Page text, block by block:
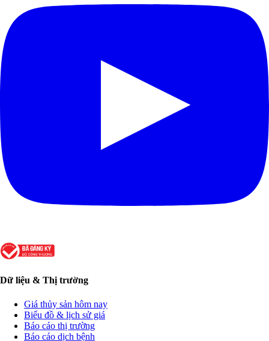
Dữ liệu & Thị trường
Giá thủy sản hôm nay
Biểu đồ & lịch sử giá
Báo cáo thị trường
Báo cáo dịch bệnh